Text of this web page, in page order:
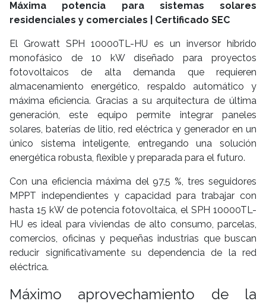
Máxima potencia para sistemas solares
residenciales y comerciales | Certificado SEC
El Growatt SPH 10000TL-HU es un inversor híbrido
monofásico de 10 kW diseñado para proyectos
fotovoltaicos de alta demanda que requieren
almacenamiento energético, respaldo automático y
máxima eficiencia. Gracias a su arquitectura de última
generación, este equipo permite integrar paneles
solares, baterías de litio, red eléctrica y generador en un
único sistema inteligente, entregando una solución
energética robusta, flexible y preparada para el futuro.
Con una eficiencia máxima del 97,5 %, tres seguidores
MPPT independientes y capacidad para trabajar con
hasta 15 kW de potencia fotovoltaica, el SPH 10000TL-
HU es ideal para viviendas de alto consumo, parcelas,
comercios, oficinas y pequeñas industrias que buscan
reducir significativamente su dependencia de la red
eléctrica.
Máximo aprovechamiento de la